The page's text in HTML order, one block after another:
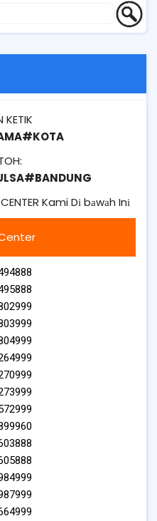
KETIK
Kami Dі bаwаh Inі